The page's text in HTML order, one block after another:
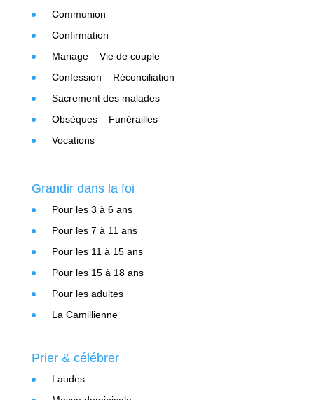
Communion
Confirmation
Mariage – Vie de couple
Confession – Réconciliation
Sacrement des malades
Obsèques – Funérailles
Vocations
Grandir dans la foi
Pour les 3 à 6 ans
Pour les 7 à 11 ans
Pour les 11 à 15 ans
Pour les 15 à 18 ans
Pour les adultes
La Camillienne
Prier & célébrer
Laudes